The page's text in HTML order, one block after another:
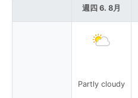
週四 6. 8月
Partly cloudy